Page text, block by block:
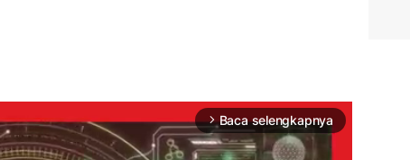
arrow_forward_ios Baca selengkapnya